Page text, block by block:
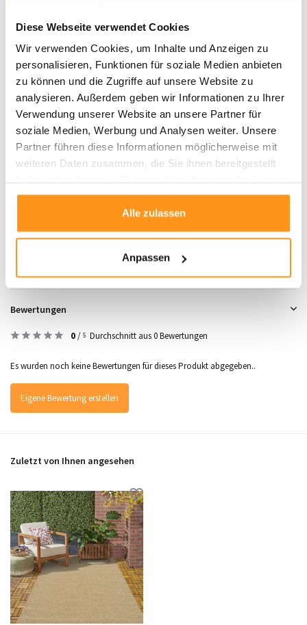
Diese Webseite verwendet Cookies
Wir verwenden Cookies, um Inhalte und Anzeigen zu
personalisieren, Funktionen für soziale Medien anbieten
zu können und die Zugriffe auf unsere Website zu
analysieren. Außerdem geben wir Informationen zu Ihrer
Verwendung unserer Website an unsere Partner für
soziale Medien, Werbung und Analysen weiter. Unsere
Partner führen diese Informationen möglicherweise mit
weiteren Daten zusammen, die Sie ihnen bereitgestellt
gesammelt haben.
Alle zulassen
Anpassen
Material:100% PP Heat-Set Friese
Maschinengewebt
Geeignet für Fußbodenheizung
Schalldämmend
Einfache Pflege
Gewicht: +/- 1600 g/m²
Antistatisch
Das gezeigte Bild zeigt die Größe 160x230 cm
SKU 9505684439814
Bewertungen
0/ 5 Durchschnitt aus 0 Bewertungen
Es wurden noch keine Bewertungen für dieses Produkt abgegeben..
Eigene Bewertung erstellen
Zuletzt von Ihnen angesehen